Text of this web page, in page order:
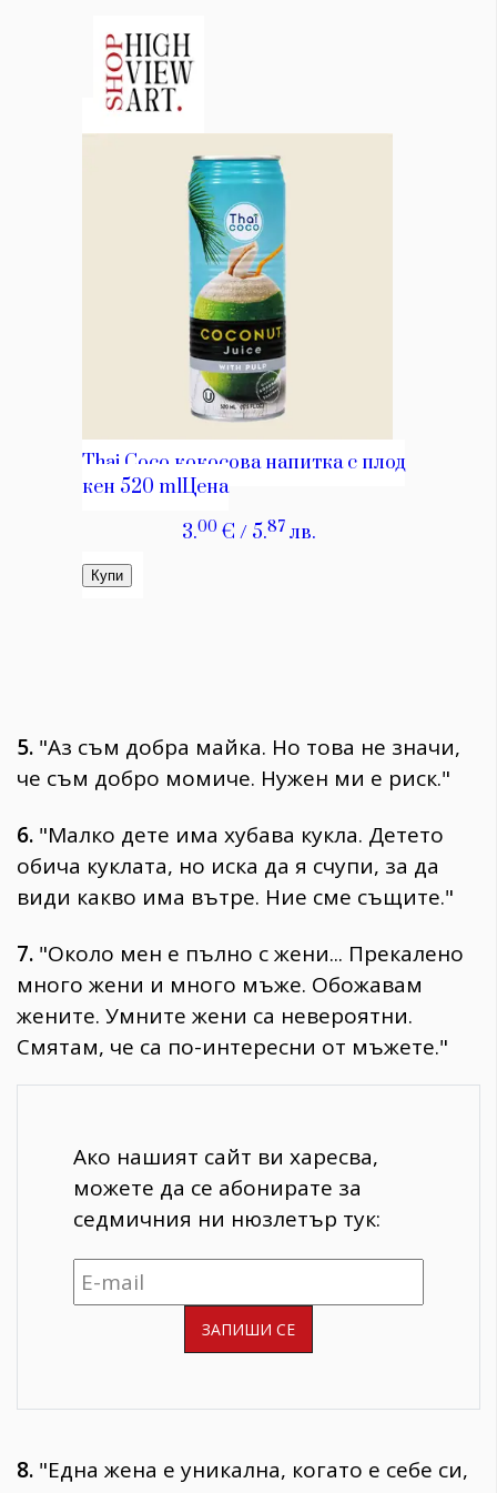
5. "Аз съм добра майка. Но това не значи,
че съм добро момиче. Нужен ми е риск."
6. "Малко дете има хубава кукла. Детето
обича куклата, но иска да я счупи, за да
види какво има вътре. Ние сме същите."
7. "Около мен е пълно с жени... Прекалено
много жени и много мъже. Обожавам
жените. Умните жени са невероятни.
Смятам, че са по-интересни от мъжете."
Ако нашият сайт ви харесва,
можете да се абонирате за
седмичния ни нюзлетър тук:
8. "Една жена е уникална, когато е себе си,